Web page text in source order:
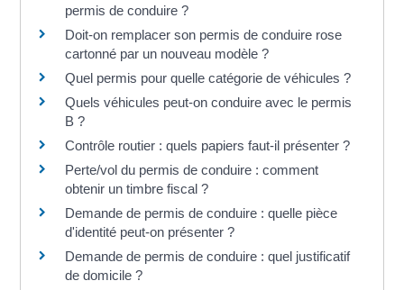
permis de conduire ?
Doit-on remplacer son permis de conduire rose
cartonné par un nouveau modèle ?
Quel permis pour quelle catégorie de véhicules ?
Quels véhicules peut-on conduire avec le permis
B ?
Contrôle routier : quels papiers faut-il présenter ?
Perte/vol du permis de conduire : comment
obtenir un timbre fiscal ?
Demande de permis de conduire : quelle pièce
d'identité peut-on présenter ?
Demande de permis de conduire : quel justificatif
de domicile ?